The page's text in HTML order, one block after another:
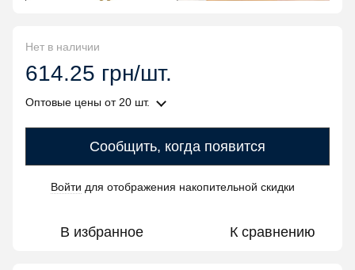
Нет в наличии
614.25 грн/шт.
Оптовые цены от 20 шт.
Сообщить, когда появится
Войти для отображения накопительной скидки
В избранное К сравнению